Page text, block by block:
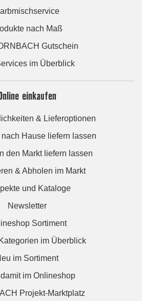
nach Maß
Gutschein
im Überblick
einkaufen
& Lieferoptionen
Hause liefern lassen
den Markt liefern lassen
& Abholen im Markt
und Kataloge
Newsletter
Sortiment
im Überblick
im Sortiment
im Onlineshop
Projekt-Marktplatz